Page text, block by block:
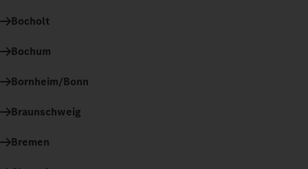
Bocholt
Bochum
Bornheim/Bonn
Braunschweig
Bremen